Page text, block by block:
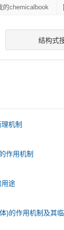
的chemicalbook
结构式
机制
作用机制
用途
)的作用机制及其